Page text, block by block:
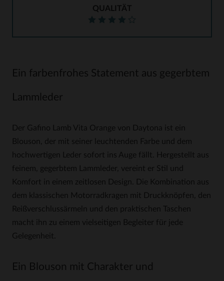
QUALITÄT
Ein farbenfrohes Statement aus gegerbtem
Lammleder
Der Gafino Lamb Vita Orange von Daytona ist ein
Blouson, der mit seiner leuchtenden Farbe und dem
hochwertigen Leder sofort ins Auge fällt. Hergestellt aus
feinem, gegerbtem Lammleder, vereint er Stil und
Komfort in einem zeitlosen Design. Die Kombination aus
dem klassischen Motorradkragen mit Druckknöpfen, den
Reißverschlussärmeln und den praktischen Taschen
macht ihn zu einem vielseitigen Begleiter für jede
Gelegenheit.
Ein Blouson mit Charakter und